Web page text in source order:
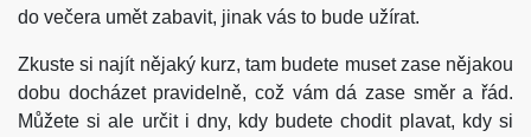
do večera umět zabavit, jinak vás to bude užírat.
Zkuste si najít nějaký kurz, tam budete muset zase nějakou
dobu docházet pravidelně, což vám dá zase směr a řád.
Můžete si ale určit i dny, kdy budete chodit plavat, kdy si